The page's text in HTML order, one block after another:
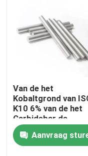
Huis
Producten
Van de het
Kobaltgrond van
K10 6% van de het
Carbidebar de
Voorraad Hoge Kic 9
voor Non-ferro
Metalen
Aanvraag